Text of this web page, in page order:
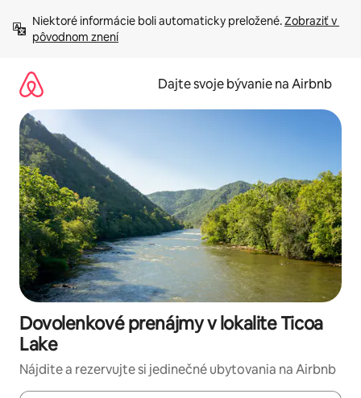
obsah.
Niektoré informácie boli automaticky preložené. Zobraziť v
pôvodnom znení
Dajte svoje bývanie na Airbnb
Dovolenkové prenájmy v lokalite Ticoa
Lake
Nájdite a rezervujte si jedinečné ubytovania na Airbnb